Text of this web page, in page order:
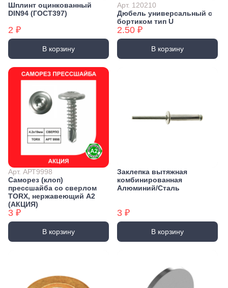
Шплинт оцинкованный
DIN94 (ГОСТ397)
2 ₽
В корзину
Арт. 120210
Дюбель универсальный с
бортиком тип U
2.50 ₽
В корзину
Арт. АРТ9998
Саморез (клоп)
прессшайба со сверлом
TORX, нержавеющий А2
(АКЦИЯ)
3 ₽
В корзину
Заклепка вытяжная
комбинированная
Алюминий/Сталь
3 ₽
В корзину